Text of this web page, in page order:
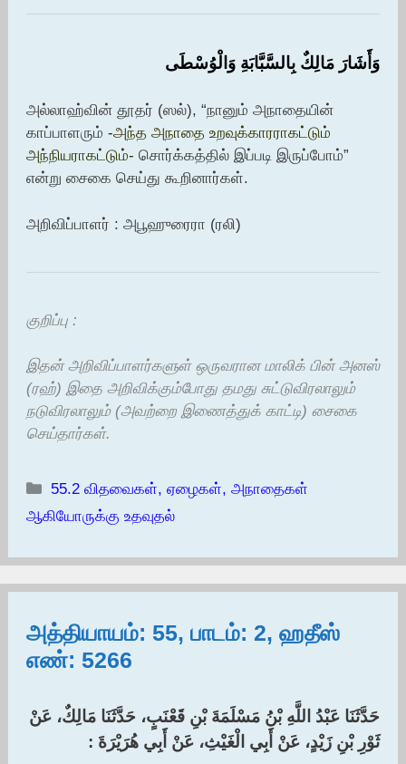
وَأَشَارَ مَالِكٌ بِالسَّبَّابَةِ وَالْوُسْطَى
அல்லாஹ்வின் தூதர் (ஸல்), “நானும் அநாதையின்
காப்பாளரும் -அந்த அநாதை உறவுக்காரராகட்டும்
அந்நியராகட்டும்- சொர்க்கத்தில் இப்படி இருப்போம்”
என்று சைகை செய்து கூறினார்கள்.
அறிவிப்பாளர் : அபூஹுரைரா (ரலி)
குறிப்பு :
இதன் அறிவிப்பாளர்களுள் ஒருவரான மாலிக் பின் அனஸ்
(ரஹ்) இதை அறிவிக்கும்போது தமது சுட்டுவிரலாலும்
நடுவிரலாலும் (அவற்றை இணைத்துக் காட்டி) சைகை
செய்தார்கள்.
Categories
55.2 விதவைகள், ஏழைகள், அநாதைகள்
ஆகியோருக்கு உதவுதல்
அத்தியாயம்: 55, பாடம்: 2, ஹதீஸ்
எண்: 5266
حَدَّثَنَا عَبْدُ اللَّهِ بْنُ مَسْلَمَةَ بْنِ قَعْنَبٍ، حَدَّثَنَا مَالِكٌ، عَنْ
ثَوْرِ بْنِ زَيْدٍ، عَنْ أَبِي الْغَيْثِ، عَنْ أَبِي هُرَيْرَةَ :‏ ‏